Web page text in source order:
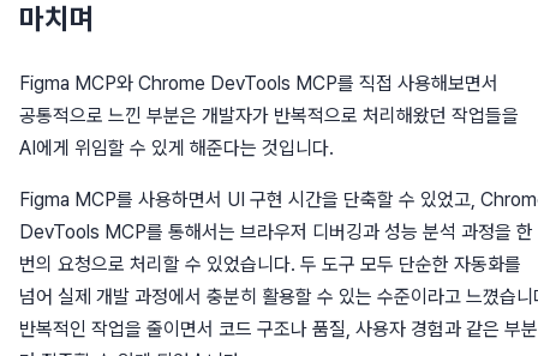
마치며
Figma MCP와 Chrome DevTools MCP를 직접 사용해보면서
공통적으로 느낀 부분은 개발자가 반복적으로 처리해왔던 작업들을
AI에게 위임할 수 있게 해준다는 것입니다.
Figma MCP를 사용하면서 UI 구현 시간을 단축할 수 있었고,
DevTools MCP를 통해서는 브라우저 디버깅과 성능 분석 과정을 한
번의 요청으로 처리할 수 있었습니다. 두 도구 모두 단순한 자동화를
넘어 실제 개발 과정에서 충분히 활용할 수 있는 수준이라고 느꼈습니
반복적인 작업을 줄이면서 코드 구조나 품질, 사용자 경험과 같은 부